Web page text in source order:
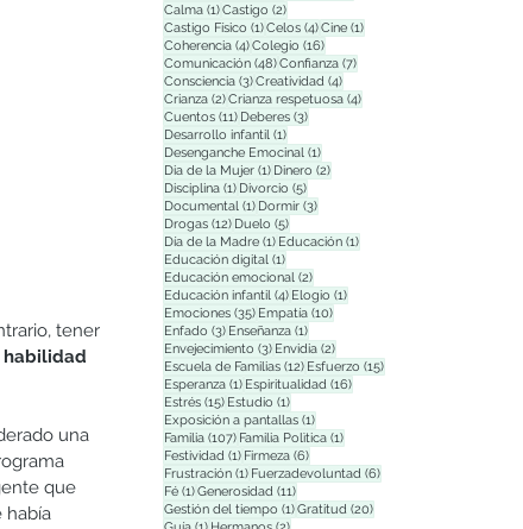
tener
habilidad
una
que
había
Calma (1)1 entrada
Castigo (2)2 entradas
Castigo Físico (1)1 entrada
Celos (4)4 entradas
Cine (1)1 entrada
Coherencia (4)4 entradas
Colegio (16)16 entradas
Comunicación (48)48 entradas
Confianza (7)7 entradas
Consciencia (3)3 entradas
Creatividad (4)4 entradas
Crianza (2)2 entradas
Crianza respetuosa (4)4 entradas
Cuentos (11)11 entradas
Deberes (3)3 entradas
Desarrollo infantil (1)1 entrada
Desenganche Emocinal (1)1 entrada
Dia de la Mujer (1)1 entrada
Dinero (2)2 entradas
Disciplina (1)1 entrada
Divorcio (5)5 entradas
Documental (1)1 entrada
Dormir (3)3 entradas
Drogas (12)12 entradas
Duelo (5)5 entradas
Día de la Madre (1)1 entrada
Educación (1)1 entrada
Educación digital (1)1 entrada
Educación emocional (2)2 entradas
Educación infantil (4)4 entradas
Elogio (1)1 entrada
Emociones (35)35 entradas
Empatía (10)10 entradas
Enfado (3)3 entradas
Enseñanza (1)1 entrada
Envejecimiento (3)3 entradas
Envidia (2)2 entradas
Escuela de Familias (12)12 entradas
Esfuerzo (15)15 entradas
Esperanza (1)1 entrada
Espiritualidad (16)16 entradas
Estrés (15)15 entradas
Estudio (1)1 entrada
Exposición a pantallas (1)1 entrada
Familia (107)107 entradas
Familia Polìtica (1)1 entrada
Festividad (1)1 entrada
Firmeza (6)6 entradas
Frustración (1)1 entrada
Fuerzadevoluntad (6)6 entradas
Fé (1)1 entrada
Generosidad (11)11 entradas
Gestión del tiempo (1)1 entrada
Gratitud (20)20 entradas